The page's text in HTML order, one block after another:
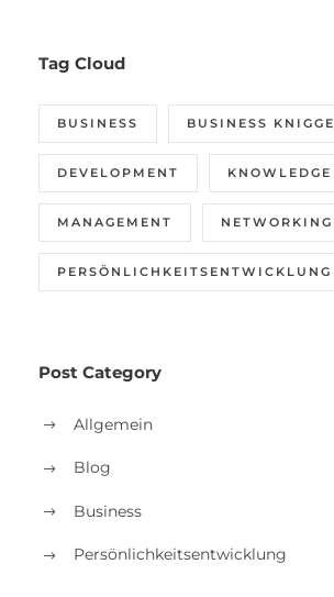
Tag Cloud
BUSINESS BUSINESS KNIGGE
DEVELOPMENT KNOWLEDGE
MANAGEMENT NETWORKING
PERSÖNLICHKEITSENTWICKLUNG
Post Category
Allgemein
Blog
Business
Persönlichkeitsentwicklung